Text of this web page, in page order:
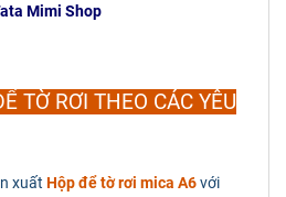
Mimi Shop
TỜ RƠI THEO CÁC YÊU
xuất Hộp để tờ rơi mica A6với